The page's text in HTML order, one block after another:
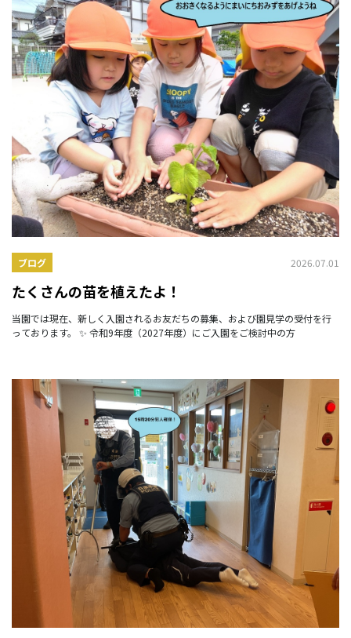
ブログ 2026.07.01
たくさんの苗を植えたよ！
当園では現在、新しく入園されるお友だちの募集、および園見学の受付を行
っております。 ✨ 令和9年度（2027年度）にご入園をご検討中の方